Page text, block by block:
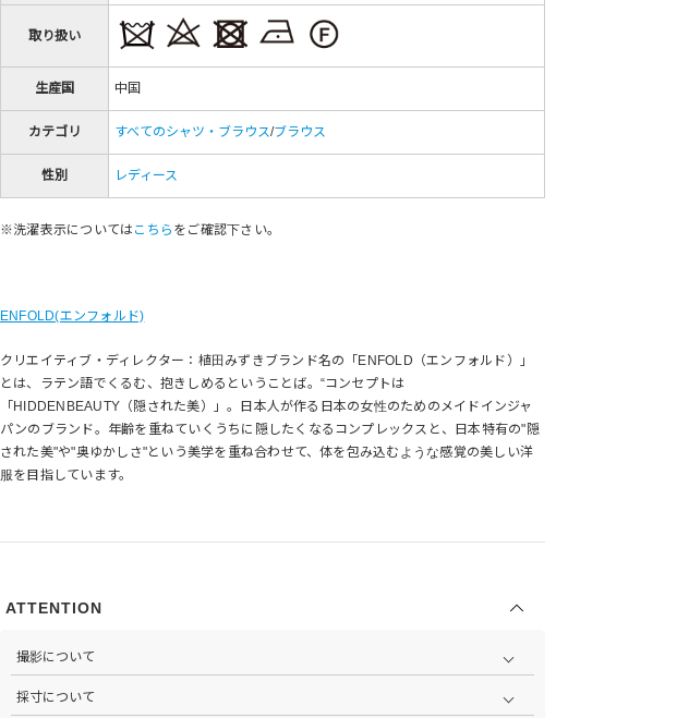
取り扱い
生産国 中国
カテゴリ すべてのシャツ・ブラウス/ブラウス
性別 レディース
※洗濯表示についてはこちら をご確認下さい。
ENFOLD(エンフォルド)
クリエイティブ・ディレクター：植田みずきブランド名の「ENFOLD（エンフォルド）」
とは、ラテン語でくるむ、抱きしめるということば。“コンセプトは
「HIDDENBEAUTY（隠された美）」。日本人が作る日本の女性のためのメイドインジャ
パンのブランド。年齢を重ねていくうちに隠したくなるコンプレックスと、日本特有の"隠
された美"や"奥ゆかしさ"という美学を重ね合わせて、体を包み込むような感覚の美しい洋
服を目指しています。
ATTENTION
撮影について
心がけています。詳しくは
採寸について